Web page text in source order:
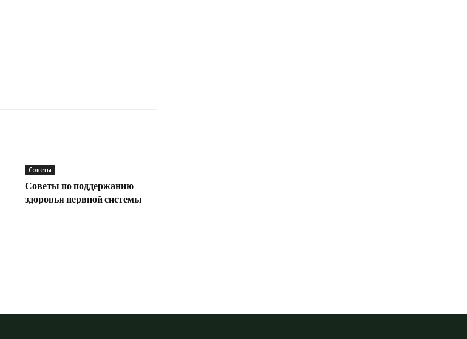
Советы
Советы по поддержанию
здоровья нервной системы